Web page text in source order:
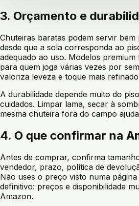
3. Orçamento e
Chuteiras baratas podem servir
desde que a sola corresponda ao
adequado ao uso. Modelos premium
para quem joga várias vezes por
valoriza leveza e toque mais
A durabilidade depende muito do
cuidados. Limpar lama, secar à
mesma chuteira fora do campo
4. O que confirmar na
Antes de comprar, confirma
vendedor, prazo, política de
Não uses o preço visto numa
definitivo: preços e disponibilidade
Amazon.